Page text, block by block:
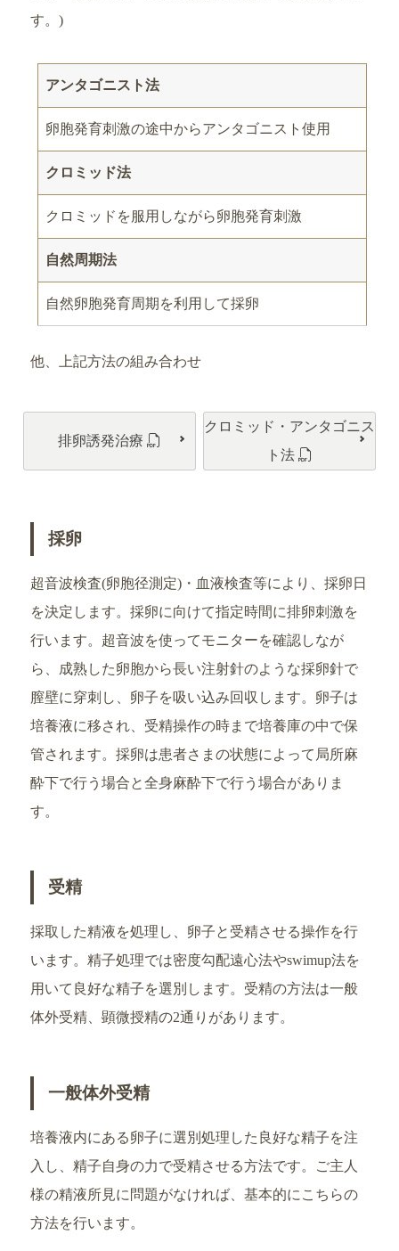
す。)
アンタゴニスト法
卵胞発育刺激の途中からアンタゴニスト使用
クロミッド法
クロミッドを服用しながら卵胞発育刺激
自然周期法
自然卵胞発育周期を利用して採卵
他、上記方法の組み合わせ
排卵誘発治療
クロミッド・アンタゴニス
ト法
採卵
超音波検査(卵胞径測定)・血液検査等により、採卵日
を決定します。採卵に向けて指定時間に排卵刺激を
行います。超音波を使ってモニターを確認しなが
ら、成熟した卵胞から長い注射針のような採卵針で
膣壁に穿刺し、卵子を吸い込み回収します。卵子は
培養液に移され、受精操作の時まで培養庫の中で保
管されます。採卵は患者さまの状態によって局所麻
酔下で行う場合と全身麻酔下で行う場合がありま
す。
受精
採取した精液を処理し、卵子と受精させる操作を行
います。精子処理では密度勾配遠心法やswimup法を
用いて良好な精子を選別します。受精の方法は一般
体外受精、顕微授精の2通りがあります。
一般体外受精
培養液内にある卵子に選別処理した良好な精子を注
入し、精子自身の力で受精させる方法です。ご主人
様の精液所見に問題がなければ、基本的にこちらの
方法を行います。